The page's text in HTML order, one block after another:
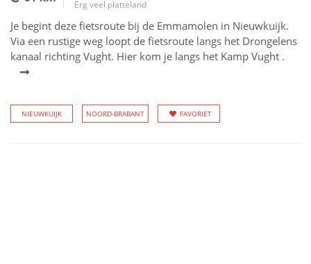
Erg veel platteland
Je begint deze fietsroute bij de Emmamolen in Nieuwkuijk.
Via een rustige weg loopt de fietsroute langs het Drongelens
kanaal richting Vught. Hier kom je langs het Kamp Vught .
NIEUWKUIJK NOORD-BRABANT FAVORIET